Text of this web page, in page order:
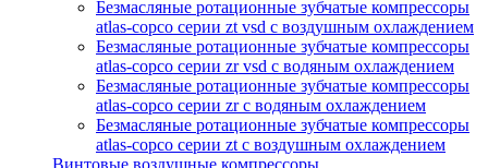
Безмасляные ротационные зубчатые компрессоры
atlas-copco серии zt vsd с воздушным охлаждением
Безмасляные ротационные зубчатые компрессоры
atlas-copco серии zr vsd с водяным охлаждением
Безмасляные ротационные зубчатые компрессоры
atlas-copco серии zr с водяным охлаждением
Безмасляные ротационные зубчатые компрессоры
atlas-copco серии zt с воздушным охлаждением
Винтовые воздушные компрессоры